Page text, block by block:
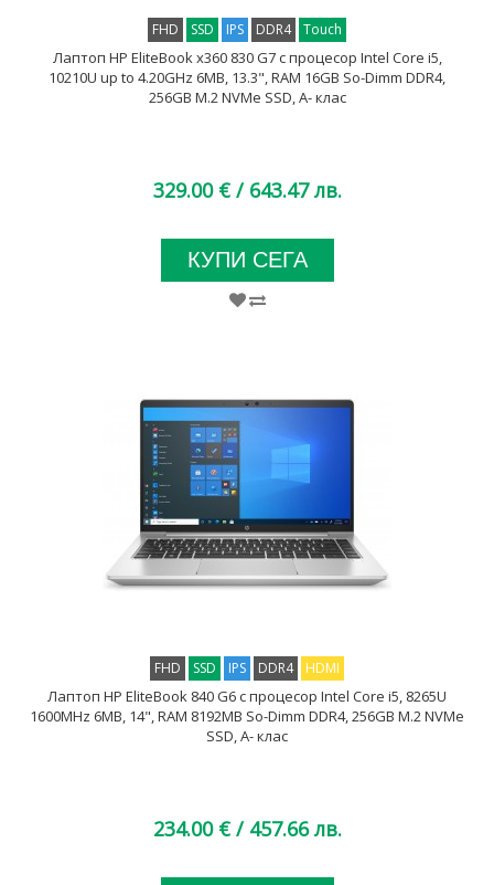
FHD SSD IPS DDR4 Touch
Лаптоп HP EliteBook x360 830 G7 с процесор Intel Core i5,
10210U up to 4.20GHz 6MB, 13.3", RAM 16GB So-Dimm DDR4,
256GB M.2 NVMe SSD, A- клас
329.00 € / 643.47 лв.
КУПИ СЕГА
FHD SSD IPS DDR4 HDMI
Лаптоп HP EliteBook 840 G6 с процесор Intel Core i5, 8265U
1600MHz 6MB, 14", RAM 8192MB So-Dimm DDR4, 256GB M.2 NVMe
SSD, A- клас
234.00 € / 457.66 лв.